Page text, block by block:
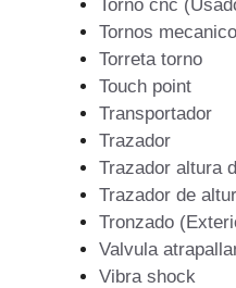
Torno cnc
Tornos
Torreta torno
Touch point
Transportador
Trazador
Trazador altura
Trazador de
Tronzado
Valvula
Vibra shock